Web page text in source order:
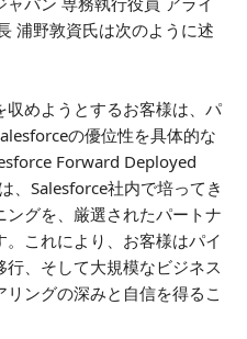
浦野敦資氏は次のように述
収めようとするお客様は、パ
の優位性を具体的な
Forward Deployed
Salesforce社内で培ってき
グを、厳選されたパートナ
これにより、お客様はパイ
、そして大規模なビジネス
ングの深みと自信を得るこ